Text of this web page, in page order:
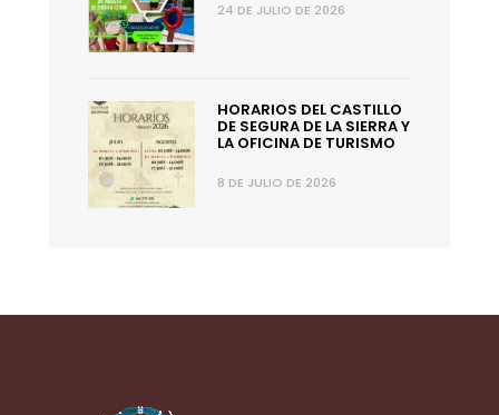
24 DE JULIO DE 2026
HORARIOS DEL CASTILLO
DE SEGURA DE LA SIERRA Y
LA OFICINA DE TURISMO
8 DE JULIO DE 2026